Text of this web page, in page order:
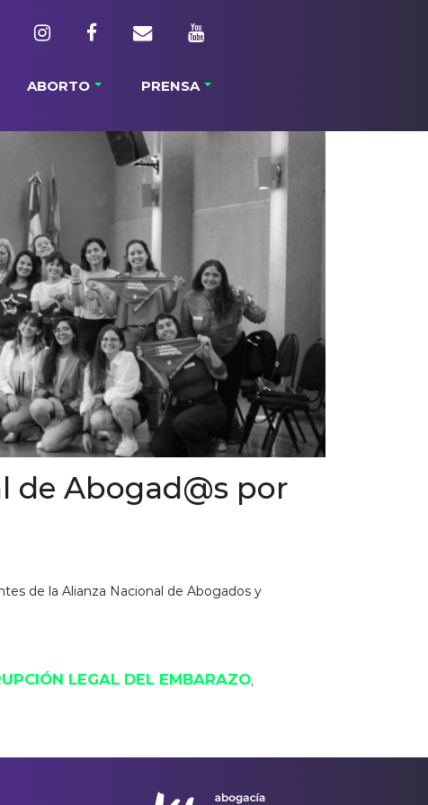
ABORTO PRENSA
de Abogad@s por
de la Alianza Nacional de Abogados y
LEGAL DEL EMBARAZO